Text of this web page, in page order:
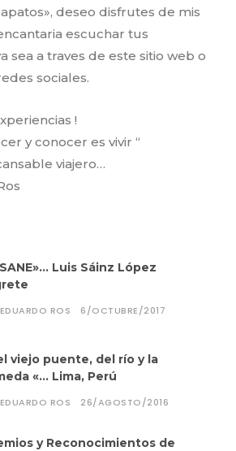
deseo disfrutes de mis
escuchar tus
sea a traves de este sitio web o
sociales.
!
y conocer es vivir “
viajero…
Luis Sáinz López
ROS 6/OCTUBRE/2017
viejo puente, del río y la
«… Lima, Perú
ROS 26/AGOSTO/2016
y Reconocimientos de